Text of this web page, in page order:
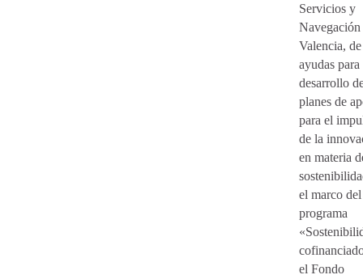
Servicios y
Navegación
Valencia, de
ayudas para
desarrollo
planes de
para el
de la
en materia
el marco del
programa
el Fondo